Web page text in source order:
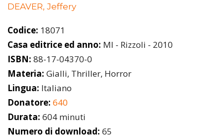
DEAVER, Jeffery
Codice: 18071
Casa editrice ed anno: MI - Rizzoli - 2010
ISBN: 88-17-04370-0
Materia: Gialli, Thriller, Horror
Lingua: Italiano
Donatore: 640
Durata: 604 minuti
Numero di download: 65